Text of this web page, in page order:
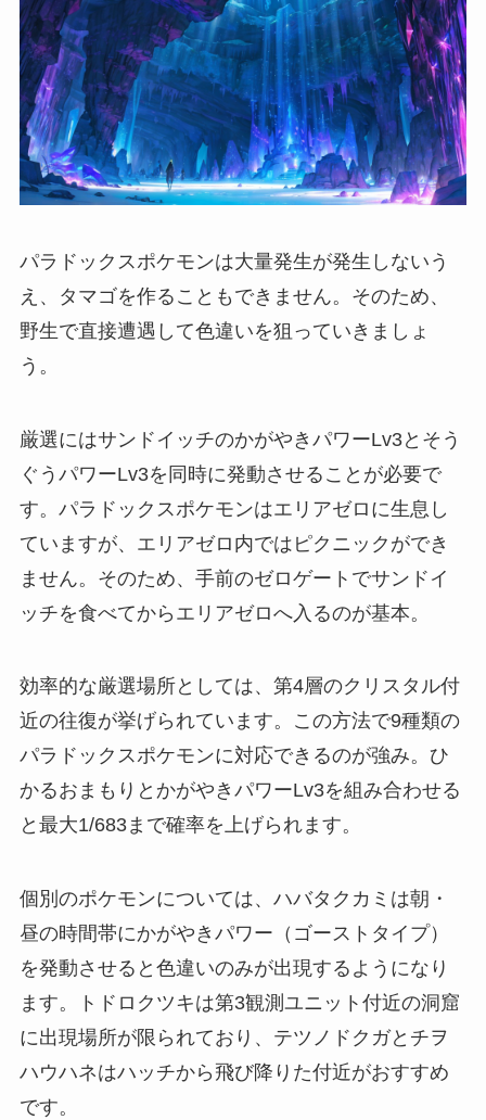
パラドックスポケモンは大量発生が発生しないう
え、タマゴを作ることもできません。そのため、
野生で直接遭遇して色違いを狙っていきましょ
う。
厳選にはサンドイッチのかがやきパワーLv3とそう
ぐうパワーLv3を同時に発動させることが必要で
す。パラドックスポケモンはエリアゼロに生息し
ていますが、エリアゼロ内ではピクニックができ
ません。そのため、手前のゼロゲートでサンドイ
ッチを食べてからエリアゼロへ入るのが基本。
効率的な厳選場所としては、第4層のクリスタル付
近の往復が挙げられています。この方法で9種類の
パラドックスポケモンに対応できるのが強み。ひ
かるおまもりとかがやきパワーLv3を組み合わせる
と最大1/683まで確率を上げられます。
個別のポケモンについては、ハバタクカミは朝・
昼の時間帯にかがやきパワー（ゴーストタイプ）
を発動させると色違いのみが出現するようになり
ます。トドロクツキは第3観測ユニット付近の洞窟
に出現場所が限られており、テツノドクガとチヲ
ハウハネはハッチから飛び降りた付近がおすすめ
です。